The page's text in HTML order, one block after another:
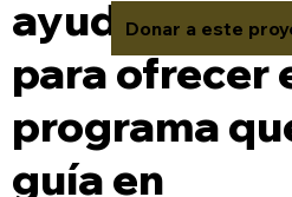
ayuda es
para ofrecer
programa
guía en
Donar a este